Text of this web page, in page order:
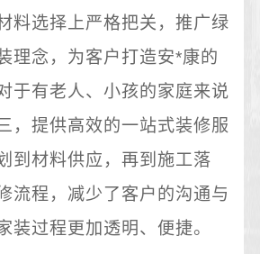
料选择上严格把关，推广绿
理念，为客户打造安*康的
于有老人、小孩的家庭来说
，提供高效的一站式装修服
到材料供应，再到施工落
流程，减少了客户的沟通与
装过程更加透明、便捷。